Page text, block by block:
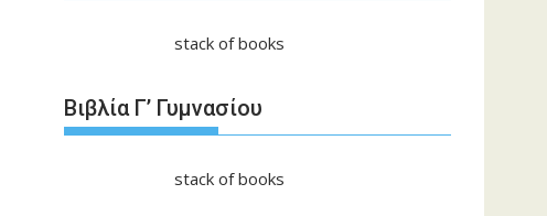
stack of books
Βιβλία Γ’ Γυμνασίου
stack of books